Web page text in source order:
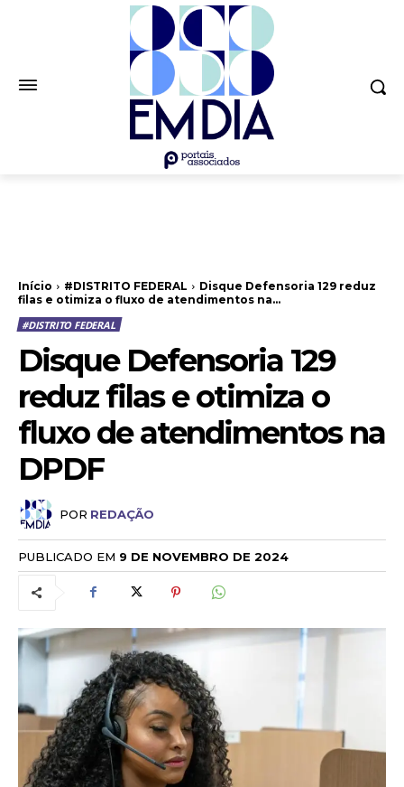
Início #DISTRITO FEDERAL
Disque Defensoria 129 reduz
filas e otimiza o fluxo de atendimentos na...
#DISTRITO FEDERAL
Disque Defensoria 129
reduz filas e otimiza o
fluxo de atendimentos na
DPDF
POR REDAÇÃO
PUBLICADO EM 9 DE NOVEMBRO DE 2024